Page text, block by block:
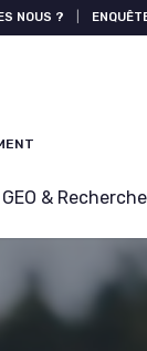
NOUS ?
GEO &